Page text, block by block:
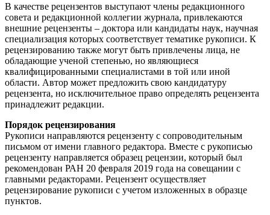
В качестве рецензентов выступают члены редакционного
совета и редакционной коллегии журнала, привлекаются
внешние рецензенты – доктора или кандидаты наук, научная
специализация которых соответствует тематике рукописи. К
рецензированию также могут быть привлечены лица, не
обладающие ученой степенью, но являющиеся
квалифицированными специалистами в той или иной
области. Автор может предложить свою кандидатуру
рецензента, но исключительное право определять рецензента
принадлежит редакции.
Порядок рецензирования
Рукописи направляются рецензенту с сопроводительным
письмом от имени главного редактора. Вместе с рукописью
рецензенту направляется образец рецензии, который был
рекомендован РАН 20 февраля 2019 года на совещании с
главными редакторами. Рецензент осуществляет
рецензирование рукописи с учетом изложенных в образце
пунктов.